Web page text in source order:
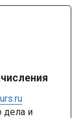
дела и